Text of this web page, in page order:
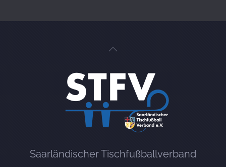
Saarländischer Tischfußballverband